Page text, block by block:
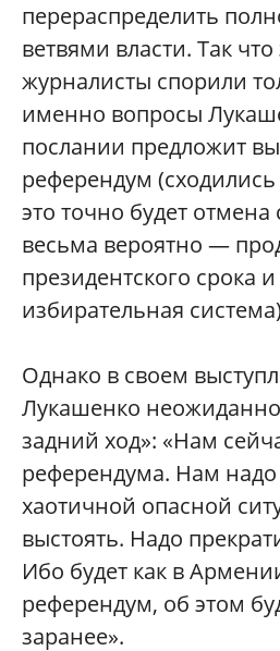
перераспределить
ветвями власти. Так
журналисты спорили
именно вопросы
послании предложит
референдум (сходились
это точно будет
весьма вероятно —
президентского срока
избирательная
Однако в своем
Лукашенко неожиданно
задний ход»: «Нам
референдума. Нам надо
хаотичной опасной
выстоять. Надо
Ибо будет как в
референдум, об этом
заранее».